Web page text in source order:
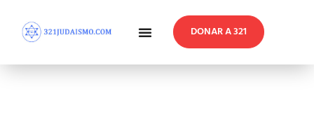
DONAR A 321